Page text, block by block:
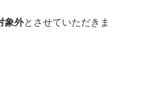
象外とさせていただきま